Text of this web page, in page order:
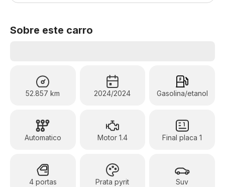
Sobre este carro
52.857 km 2024/2024 Gasolina/etanol
Automatico Motor 1.4 Final placa 1
4 portas Prata pyrit Suv